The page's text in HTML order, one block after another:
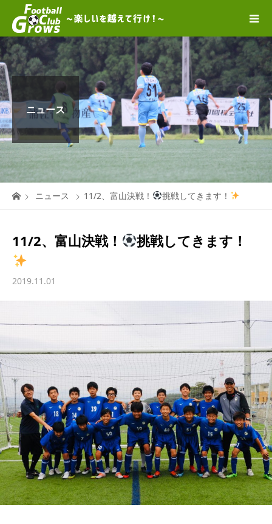
ニュース
ニュース 11/2、富山決戦！ 挑戦してきます！
11/2、富山決戦！ 挑戦してきます！
2019.11.01